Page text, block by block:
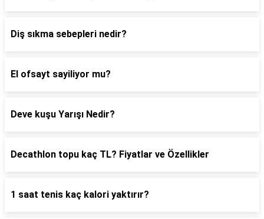
Diş sıkma sebepleri nedir?
El ofsayt sayiliyor mu?
Deve kuşu Yarışı Nedir?
Decathlon topu kaç TL? Fiyatlar ve Özellikler
1 saat tenis kaç kalori yaktırır?